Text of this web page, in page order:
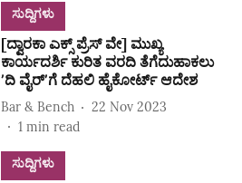
ಸುದ್ದಿಗಳು
[ದ್ವಾರಕಾ ಎಕ್ಸ್ ಪ್ರೆಸ್ ವೇ] ಮುಖ್ಯ
ಕಾರ್ಯದರ್ಶಿ ಕುರಿತ ವರದಿ ತೆಗೆದುಹಾಕಲು
ʼದಿ ವೈರ್‌ʼಗೆ ದೆಹಲಿ ಹೈಕೋರ್ಟ್ ಆದೇಶ
Bar & Bench
22 Nov 2023
1 min read
ಸುದ್ದಿಗಳು